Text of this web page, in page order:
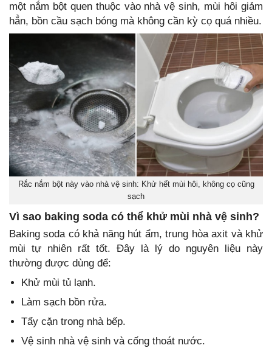
một nắm bột quen thuộc vào nhà vệ sinh, mùi hôi giảm
hẳn, bồn cầu sạch bóng mà không cần kỳ cọ quá nhiều.
Rắc nắm bột này vào nhà vệ sinh: Khử hết mùi hôi, không cọ cũng
sạch
Vì sao baking soda có thể khử mùi nhà vệ sinh?
Baking soda có khả năng hút ẩm, trung hòa axit và khử
mùi tự nhiên rất tốt. Đây là lý do nguyên liệu này
thường được dùng để:
Khử mùi tủ lạnh.
Làm sạch bồn rửa.
Tẩy cặn trong nhà bếp.
Vệ sinh nhà vệ sinh và cống thoát nước.